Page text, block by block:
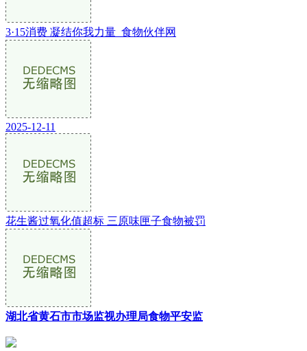
3·15消费 凝结你我力量_食物伙伴网
2025-12-11
花生酱过氧化值超标 三原味匣子食物被罚
湖北省黄石市市场监视办理局食物平安监